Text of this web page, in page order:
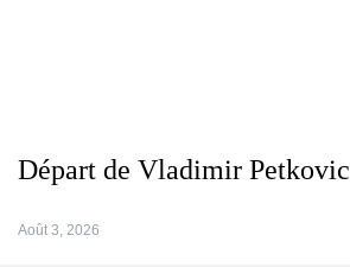
Départ de Vladimir Petkovic
Août 3, 2026